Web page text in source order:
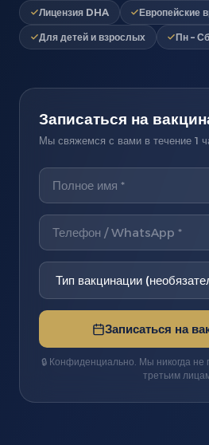
Лицензия DHA Европейские
Для детей и взрослых Пн –
Записаться на
Мы свяжемся с вами в течение 1
Записаться на
🔒 Конфиденциально. Мы никогда
третьим